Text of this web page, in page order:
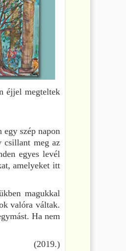
éjjel megteltek
egy szép napon
csillant meg az
egyes levél
amelyeket itt
magukkal
valóra váltak.
Ha nem
(2019.)